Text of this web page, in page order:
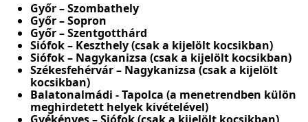
Győr – Szombathely
Győr – Sopron
Győr – Szentgotthárd
Siófok – Keszthely (csak a kijelölt kocsikban)
Siófok – Nagykanizsa (csak a kijelölt kocsikban)
Székesfehérvár – Nagykanizsa (csak a kijelölt
kocsikban)
Balatonalmádi - Tapolca (a menetrendben külön
meghirdetett helyek kivételével)